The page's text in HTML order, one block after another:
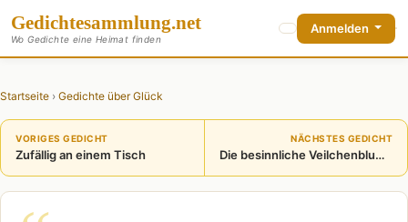
Gedichtesammlung.net
Wo Gedichte eine Heimat finden
Anmelden
Startseite › Gedichte über Glück
VORIGES GEDICHT
Zufällig an einem Tisch
NÄCHSTES GEDICHT
Die besinnliche Veilchenblume